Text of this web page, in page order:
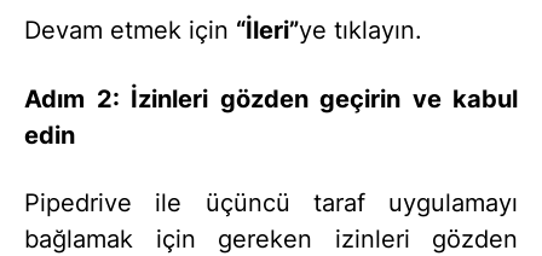
Devam etmek için “İleri”ye tıklayın.
Adım 2: İzinleri gözden geçirin ve kabul
edin
Pipedrive ile üçüncü taraf uygulamayı
bağlamak için gereken izinleri gözden